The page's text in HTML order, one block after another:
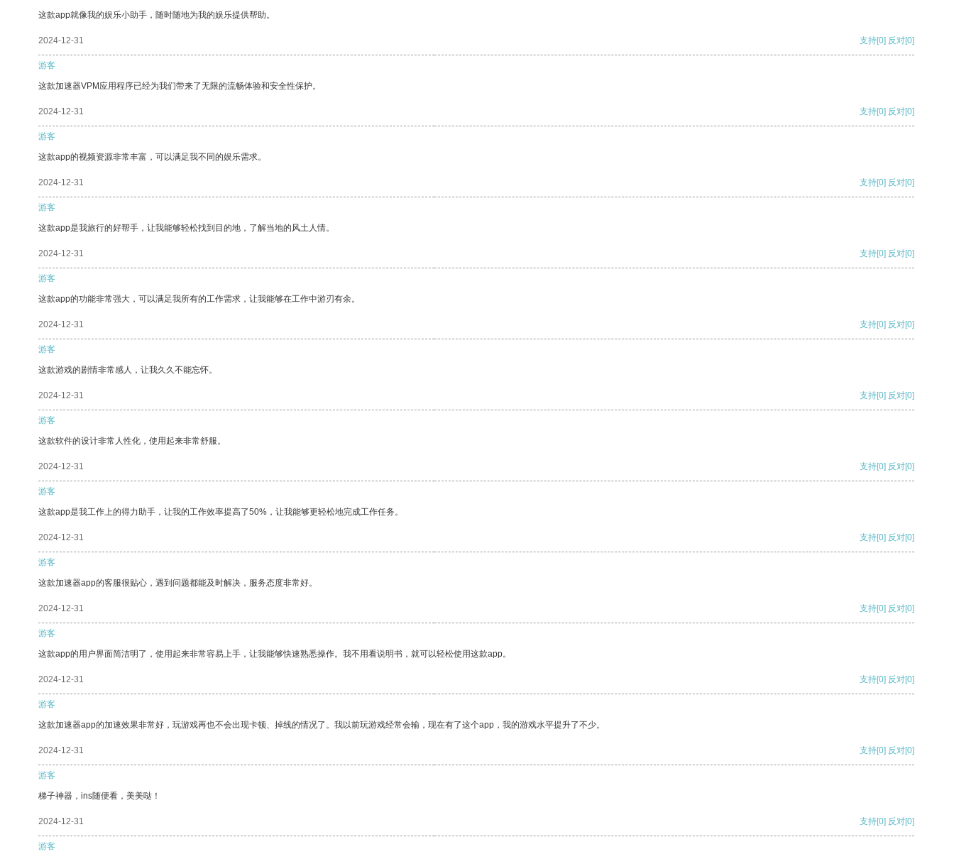
这款app就像我的娱乐小助手，随时随地为我的娱乐提供帮助。
2024-12-31 支持[0] 反对[0]
游客
这款加速器VPM应用程序已经为我们带来了无限的流畅体验和安全性保护。
2024-12-31 支持[0] 反对[0]
游客
这款app的视频资源非常丰富，可以满足我不同的娱乐需求。
2024-12-31 支持[0] 反对[0]
游客
这款app是我旅行的好帮手，让我能够轻松找到目的地，了解当地的风土人情。
2024-12-31 支持[0] 反对[0]
游客
这款app的功能非常强大，可以满足我所有的工作需求，让我能够在工作中游刃有余。
2024-12-31 支持[0] 反对[0]
游客
这款游戏的剧情非常感人，让我久久不能忘怀。
2024-12-31 支持[0] 反对[0]
游客
这款软件的设计非常人性化，使用起来非常舒服。
2024-12-31 支持[0] 反对[0]
游客
这款app是我工作上的得力助手，让我的工作效率提高了50%，让我能够更轻松地完成工作任务。
2024-12-31 支持[0] 反对[0]
游客
这款加速器app的客服很贴心，遇到问题都能及时解决，服务态度非常好。
2024-12-31 支持[0] 反对[0]
游客
这款app的用户界面简洁明了，使用起来非常容易上手，让我能够快速熟悉操作。我不用看说明书，就可以轻松使用这款app。
2024-12-31 支持[0] 反对[0]
游客
这款加速器app的加速效果非常好，玩游戏再也不会出现卡顿、掉线的情况了。我以前玩游戏经常会输，现在有了这个app，我的游戏水平提升了不少。
2024-12-31 支持[0] 反对[0]
游客
梯子神器，ins随便看，美美哒！
2024-12-31 支持[0] 反对[0]
游客